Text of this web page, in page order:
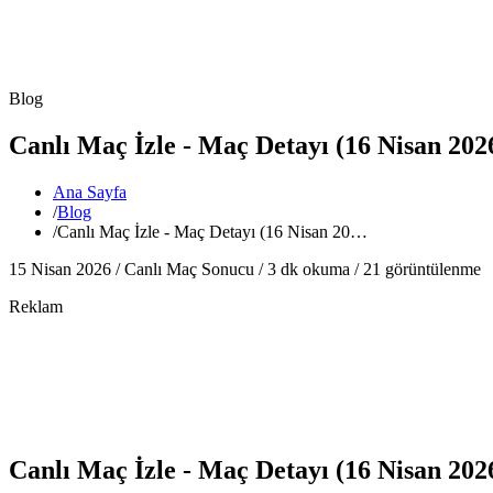
Blog
Canlı Maç İzle - Maç Detayı (16 Nisan
Ana Sayfa
/Blog
/Canlı Maç İzle - Maç Detayı (16 Nisan 20…
15 Nisan 2026 /Canlı Maç Sonucu /3 dk okuma / 21 görüntülenme
Reklam
Canlı Maç İzle - Maç Detayı (16 Nisan